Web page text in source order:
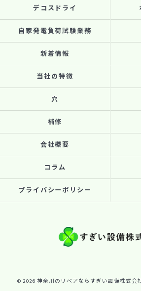
デコスドライ
自家発電負荷試験業務
新着情報
当社の特徴
穴
補修
会社概要
コラム
プライバシーポリシー
© 2026 神奈川のリペアならすぎい設備株式会社